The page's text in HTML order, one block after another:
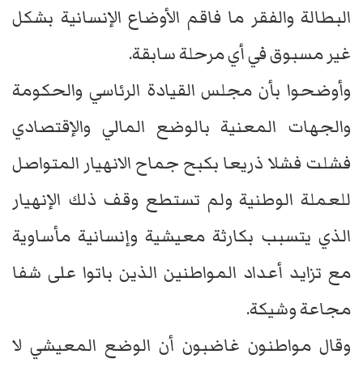
البطالة والفقر ما فاقم الأوضاع الإنسانية بشكل
غير مسبوق في أي مرحلة سابقة.
وأوضحوا بأن مجلس القيادة الرئاسي والحكومة
والجهات المعنية بالوضع المالي والإقتصادي
فشلت فشلا ذريعا بكبح جماح الانهيار المتواصل
للعملة الوطنية ولم تستطع وقف ذلك الإنهيار
الذي يتسبب بكارثة معيشية وإنسانية مأساوية
مع تزايد أعداد المواطنين الذين باتوا على شفا
مجاعة وشيكة.
وقال مواطنون غاضبون أن الوضع المعيشي لا